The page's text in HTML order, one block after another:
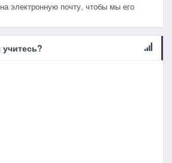
электронную почту, чтобы мы его